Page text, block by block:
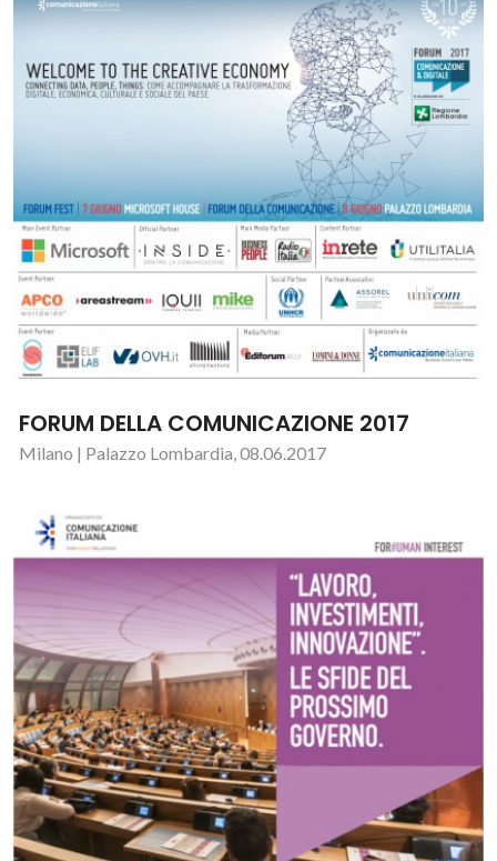
FORUM DELLA COMUNICAZIONE 2017
Milano | Palazzo Lombardia, 08.06.2017